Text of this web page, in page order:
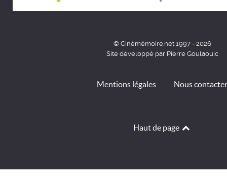
© Cinémémoire.net 1997 - 2026
Site développé par Pierre Goulaouic
Mentions légales Nous contacter
Haut de page